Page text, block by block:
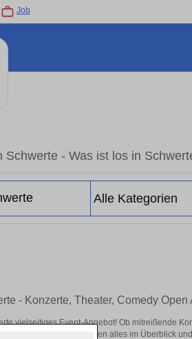
Job
Schwerte - Was ist los in
- Konzerte, Theater, Comedy Open
vielseitiges Event-Angebot! Ob mitreißende
in Schwerte – hier finden alles im Überblick und